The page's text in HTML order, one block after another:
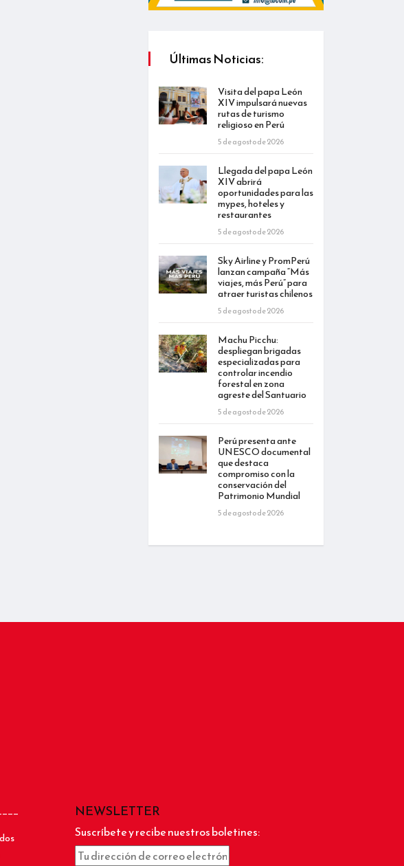
Últimas Noticias:
Visita del papa León
XIV impulsará nuevas
rutas de turismo
religioso en Perú
5 de agosto de 2026
Llegada del papa León
XIV abrirá
oportunidades para las
mypes, hoteles y
restaurantes
5 de agosto de 2026
Sky Airline y PromPerú
lanzan campaña “Más
viajes, más Perú” para
atraer turistas chilenos
5 de agosto de 2026
Machu Picchu:
despliegan brigadas
especializadas para
controlar incendio
forestal en zona
agreste del Santuario
5 de agosto de 2026
Perú presenta ante
UNESCO documental
que destaca
compromiso con la
conservación del
Patrimonio Mundial
5 de agosto de 2026
NEWSLETTER
Suscríbete y recibe nuestros boletines: